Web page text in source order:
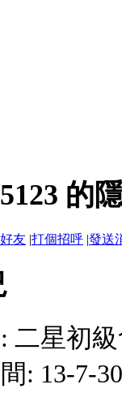
的
友 |打個招呼 |發送
二星初
: 13-7-